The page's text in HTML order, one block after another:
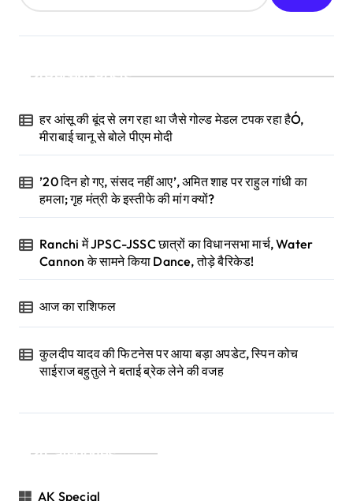
Recent Posts
हर आंसू की बूंद से लग रहा था जैसे गोल्ड मेडल टपक रहा हैÓ,
मीराबाई चानू से बोले पीएम मोदी
’20 दिन हो गए, संसद नहीं आए’, अमित शाह पर राहुल गांधी का
हमला; गृह मंत्री के इस्तीफे की मांग क्यों?
Ranchi में JPSC-JSSC छात्रों का विधानसभा मार्च, Water
Cannon के सामने किया Dance, तोड़े बैरिकेड!
आज का राशिफल
कुलदीप यादव की फिटनेस पर आया बड़ा अपडेट, स्पिन कोच
साईराज बहुतुले ने बताई ब्रेक लेने की वजह
Categories
AK Special